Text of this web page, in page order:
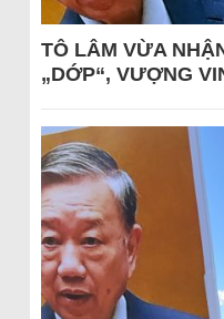
TÔ LÂM VỪA
„DỚP“, VƯỢNG